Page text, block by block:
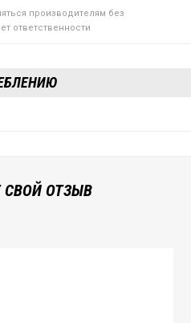
производителям без
ответственности
СВОЙ ОТЗЫВ